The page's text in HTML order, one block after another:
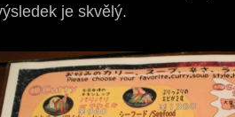
je skvělý.